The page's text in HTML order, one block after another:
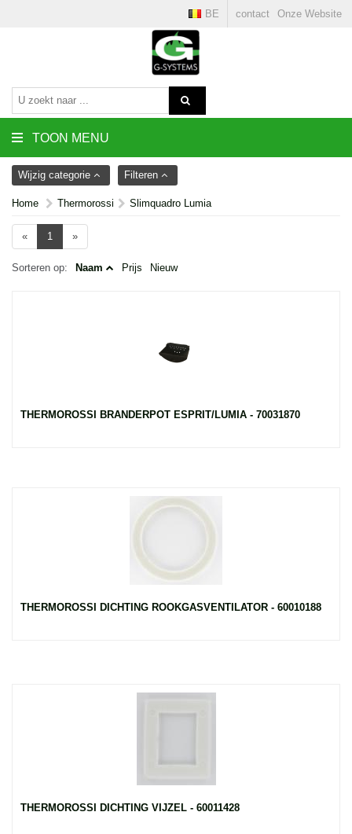
contact Onze Website
BE
TOON MENU
Wijzig categorie Filteren
Home Thermorossi Slimquadro Lumia
« 1 »
Sorteren op: Naam Prijs Nieuw
THERMOROSSI BRANDERPOT ESPRIT/LUMIA - 70031870
THERMOROSSI DICHTING ROOKGASVENTILATOR - 60010188
THERMOROSSI DICHTING VIJZEL - 60011428